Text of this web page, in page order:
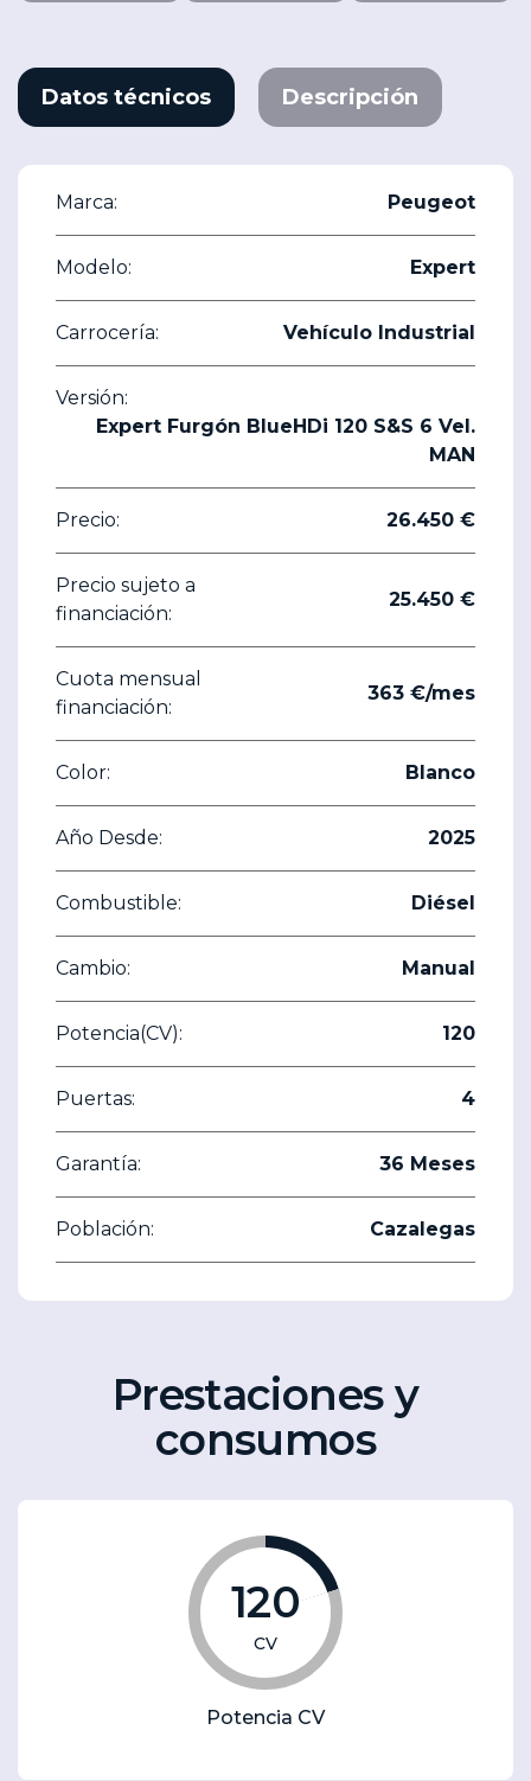
Datos técnicos Descripción
Marca: Peugeot
Modelo: Expert
Carrocería: Vehículo Industrial
Versión:
Expert Furgón BlueHDi 120 S&S 6 Vel.
MAN
Precio: 26.450 €
Precio sujeto a
financiación:
25.450 €
Cuota mensual
financiación:
363 €/mes
Color: Blanco
Año Desde: 2025
Combustible: Diésel
Cambio: Manual
Potencia(CV): 120
Puertas: 4
Garantía: 36 Meses
Población: Cazalegas
Prestaciones y
consumos
120
CV
Potencia CV